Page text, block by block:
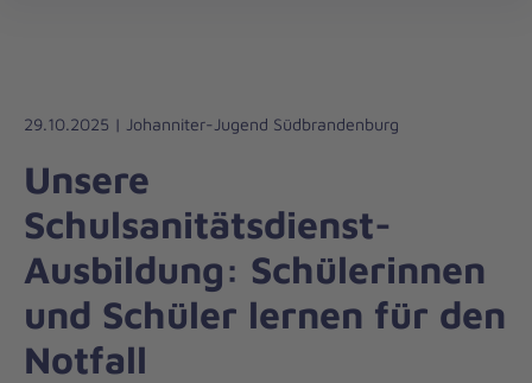
Liebe
Leben
29.10.2025 | Johanniter-Jugend Südbrandenburg
Unsere
Schulsanitätsdienst-
Ausbildung: Schülerinnen
und Schüler lernen für den
Notfall